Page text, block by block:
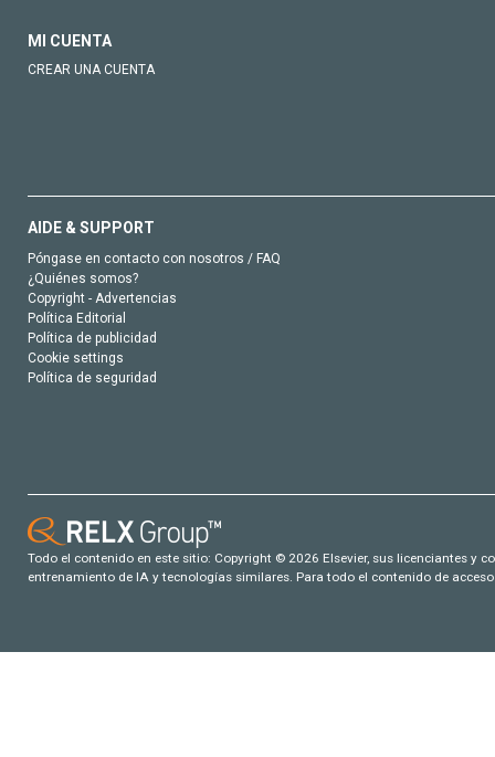
MI CUENTA
CREAR UNA CUENTA
AIDE & SUPPORT
Póngase en contacto con nosotros / FAQ
¿Quiénes somos?
Copyright - Advertencias
Política Editorial
Política de publicidad
Cookie settings
Política de seguridad
Todo el contenido en este sitio: Copyright © 2026 Elsevier, sus licenciantes y
entrenamiento de IA y tecnologías similares. Para todo el contenido de